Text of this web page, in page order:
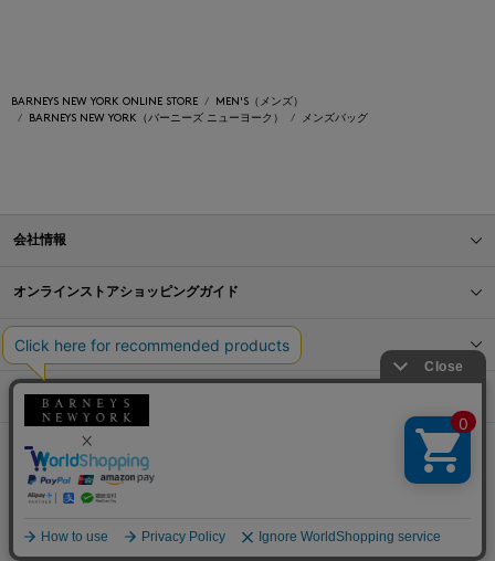
BARNEYS NEW YORK ONLINE STORE
MEN'S（メンズ）
BARNEYS NEW YORK（バーニーズ ニューヨーク）
メンズバッグ
会社情報
オンラインストアショッピングガイド
店舗情報
サービス
Barneys Japan. all rights reserved.